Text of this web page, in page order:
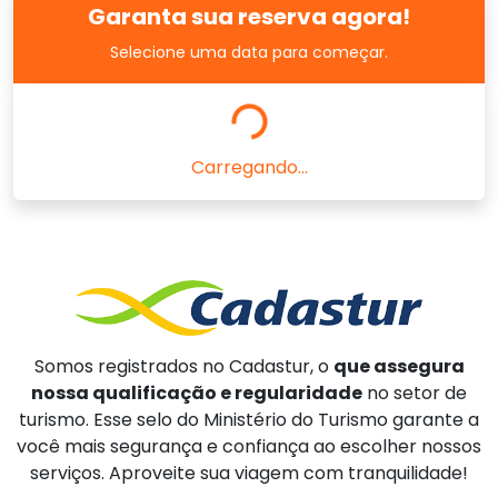
Garanta sua reserva agora!
Selecione uma data para começar.
Carregando...
Somos registrados no Cadastur, o que assegura
nossa qualificação e regularidade no setor de
turismo. Esse selo do Ministério do Turismo garante a
você mais segurança e confiança ao escolher nossos
serviços. Aproveite sua viagem com tranquilidade!